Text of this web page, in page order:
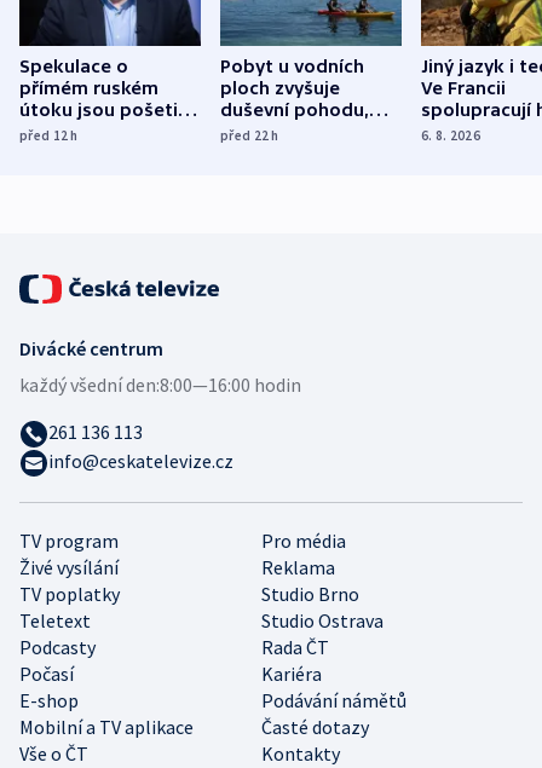
Spekulace o
přímém ruském
útoku jsou pošetilé,
míní estonský
před 12h
Pobyt u vodních
ploch zvyšuje
duševní pohodu,
ukázala
před 22h
Jiný jazyk i
Ve Francii
spolupracují
různých zemí
6. 8. 2026
TV program
Pro média
Živé vysílání
Reklama
TV poplatky
Studio Brno
Teletext
Studio Ostrava
Podcasty
Rada ČT
Počasí
Kariéra
E-shop
Podávání námětů
Mobilní a TV aplikace
Časté dotazy
Vše o ČT
Kontakty
Divácké centrum
každý všední den:8:00—16:00 hodin
261 136 113
info@ceskatelevize.cz